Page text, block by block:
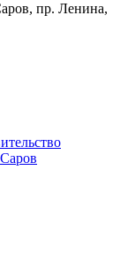
пр. Ленина,